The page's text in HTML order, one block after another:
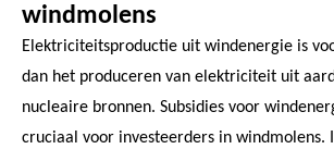
windmolens
Elektriciteitsproductie uit windenergie is
dan het produceren van elektriciteit uit
nucleaire bronnen. Subsidies voor
cruciaal voor investeerders in windmolens.